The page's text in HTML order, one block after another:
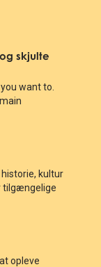
skjulte
want to.
kultur
tilgængelige
opleve